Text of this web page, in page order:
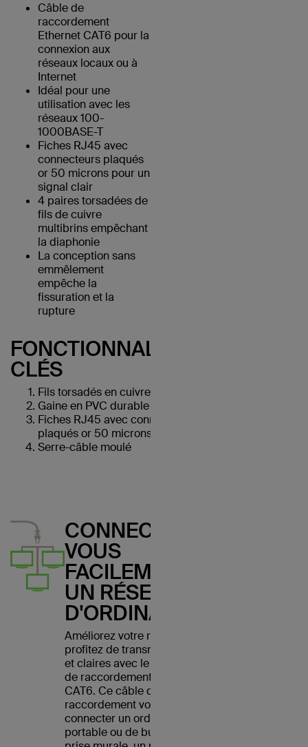
Câble de
raccordement
Ethernet CAT6 pour la
connexion aux
réseaux locaux ou à
Internet
Idéal pour une
utilisation avec les
réseaux 100-
1000BASE-T
Fiches RJ45 avec
connecteurs plaqués
or 50 microns pour un
signal clair
4 paires torsadées de
fils de cuivre
multibrins empêchant
la diaphonie
La conception sans
emmêlement
empêche la
fissuration et la
rupture
FONCTIONNALITÉS
CLÉS
Fils torsadés en cuivre UTP
Gaine en PVC durable
Fiches RJ45 avec connecteurs
plaqués or 50 microns
Serre-câble moulé
CONNECTEZ-
VOUS
FACILEMENT À
UN RÉSEAU
D'ORDINATEURS
Améliorez votre réseau et
profitez de transmissions nettes
et claires avec le câble Belkin
de raccordement Ethernet
CAT6. Ce câble de
raccordement vous permet de
connecter un ordinateur
portable ou de bureau à une